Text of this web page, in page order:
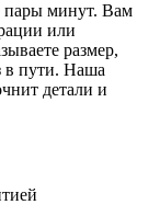
пары минут. Вам
или
размер,
в пути. Наша
детали и